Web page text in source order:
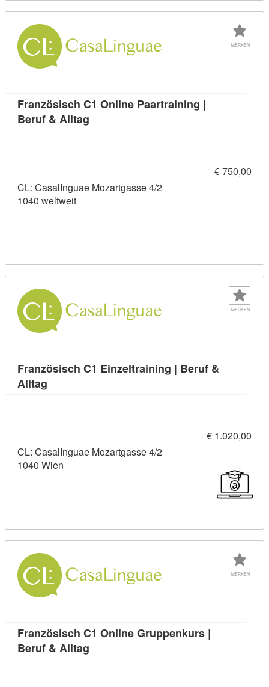
MERKEN
Französisch C1 Online Paartraining |
Beruf & Alltag
€ 750,00
CL: CasalInguae Mozartgasse 4/2
1040 weltweit
MERKEN
Französisch C1 Einzeltraining | Beruf &
Alltag
€ 1.020,00
CL: CasalInguae Mozartgasse 4/2
1040 Wien
MERKEN
Französisch C1 Online Gruppenkurs |
Beruf & Alltag